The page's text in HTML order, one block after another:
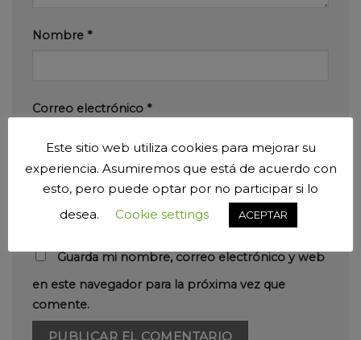
Nombre *
Correo electrónico *
Web
Guarda mi nombre, correo electrónico y web
en este navegador para la próxima vez que
comente.
Este sitio web utiliza cookies para mejorar su
experiencia. Asumiremos que está de acuerdo con
esto, pero puede optar por no participar si lo
desea.
Cookie settings ACEPTAR